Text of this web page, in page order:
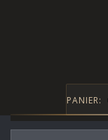
PANIER: